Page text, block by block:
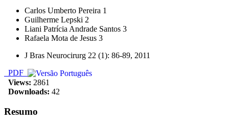
Carlos Umberto Pereira 1
Guilherme Lepski 2
Liani Patrícia Andrade Santos 3
Rafaela Mota de Jesus 3
J Bras Neurocirurg 22 (1): 86-89, 2011
PDF
Views: 2861
Downloads: 42
Resumo